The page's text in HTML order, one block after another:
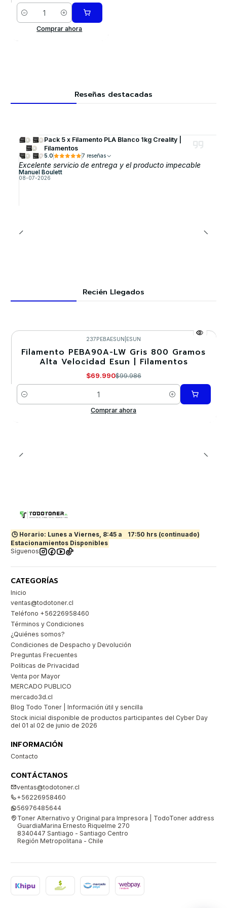
Cantidad
Comprar ahora
Reseñas destacadas
Pack 5 x Filamento PLA Blanco 1kg Creality |
Filamentos
5.0 7 reseñas
Excelente servicio de entrega y el producto impecable
Manuel Boulett
08-07-2026
Recién Llegados
-30%
237PEBAESUN ESUN
Filamento PEBA90A-LW Gris 800 Gramos
Alta Velocidad Esun | Filamentos
$69.990$99.986
Cantidad
Comprar ahora
🕒 Horario: Lunes a Viernes, 8:45 a
17:50 hrs (continuado)
Estacionamientos Disponibles
Síguenos
CATEGORÍAS
Inicio
ventas@todotoner.cl
Teléfono +56226958460
Términos y Condiciones
¿Quiénes somos?
Condiciones de Despacho y Devolución
Preguntas Frecuentes
Políticas de Privacidad
Venta por Mayor
MERCADO PUBLICO
mercado3d.cl
Blog Todo Toner | Información útil y sencilla
Stock inicial disponible de productos participantes del Cyber Day
del 01 al 02 de junio de 2026
INFORMACIÓN
Contacto
CONTÁCTANOS
ventas@todotoner.cl
+56226958460
56976485644
Toner Alternativo y Original para Impresora | TodoToner address
GuardiaMarina Ernesto Riquelme 270
8340447 Santiago - Santiago Centro
Región Metropolitana - Chile